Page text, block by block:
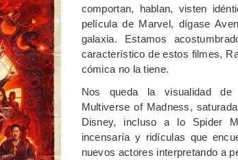
comportan, hablan, visten
película de Marvel, dígase
galaxia. Estamos
característico de estos filmes,
cómica no la tiene.
Nos queda la visualidad
Multiverse of Madness,
Disney, incluso a lo Spider
incensaría y ridículas que
nuevos actores interpretando a